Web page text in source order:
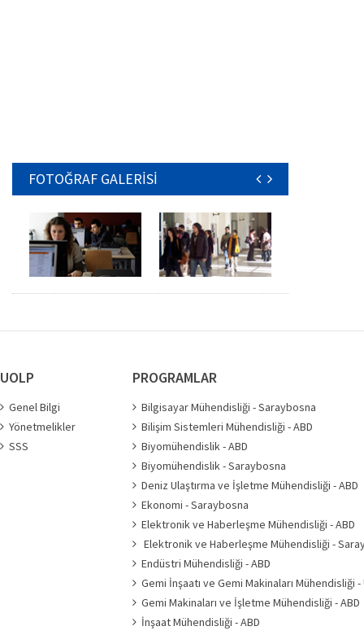
FOTOĞRAF GALERİSİ
UOLP
Genel Bilgi
Yönetmelikler
SSS
PROGRAMLAR
Bilgisayar Mühendisliği - Saraybosna
Bilişim Sistemleri Mühendisliği - ABD
Biyomühendislik - ABD
Biyomühendislik - Saraybosna
Deniz Ulaştırma ve İşletme Mühendisliği - ABD
Ekonomi - Saraybosna
Elektronik ve Haberleşme Mühendisliği - ABD
Elektronik ve Haberleşme Mühendisliği -
Endüstri Mühendisliği - ABD
Gemi İnşaatı ve Gemi Makinaları Mühendisliği -
Gemi Makinaları ve İşletme Mühendisliği - ABD
İnşaat Mühendisliği - ABD